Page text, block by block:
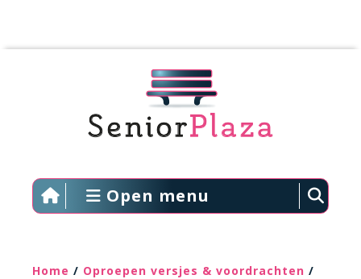
Open menu
Home / Oproepen versjes & voordrachten /